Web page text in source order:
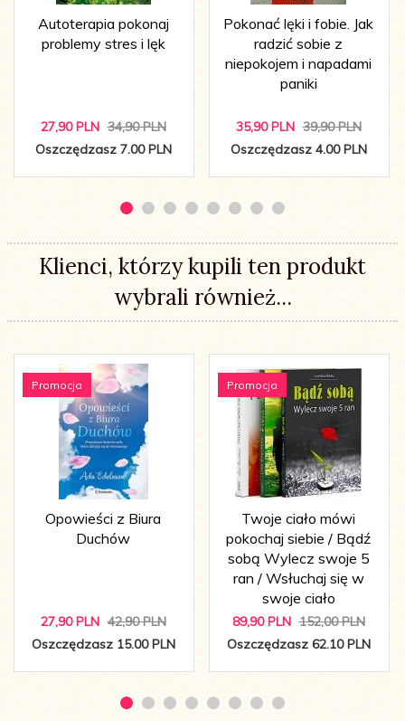
Autoterapia pokonaj
problemy stres i lęk
27,90 PLN 34,90 PLN
Oszczędzasz 7.00 PLN
Pokonać lęki i fobie. Jak
radzić sobie z
niepokojem i napadami
paniki
35,90 PLN 39,90 PLN
Oszczędzasz 4.00 PLN
Klienci, którzy kupili ten produkt
wybrali również...
Promocja
Opowieści z Biura
Duchów
27,90 PLN 42,90 PLN
Oszczędzasz 15.00 PLN
Promocja
Twoje ciało mówi
pokochaj siebie / Bądź
sobą Wylecz swoje 5
ran / Wsłuchaj się w
swoje ciało
89,90 PLN 152,00 PLN
Oszczędzasz 62.10 PLN